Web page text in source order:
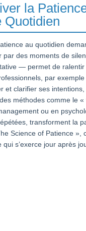
la
Quotidien
au quotidien
par des moments de
— permet de
par
et clarifier ses
méthodes comme le
ou en
transforment la
Science of Patience »,
qui s’exerce jour après